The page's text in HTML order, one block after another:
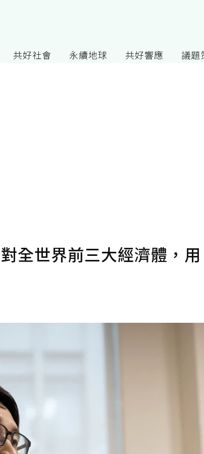
共好社會 永續地球 共好響應 議題
全世界前三大經濟體，